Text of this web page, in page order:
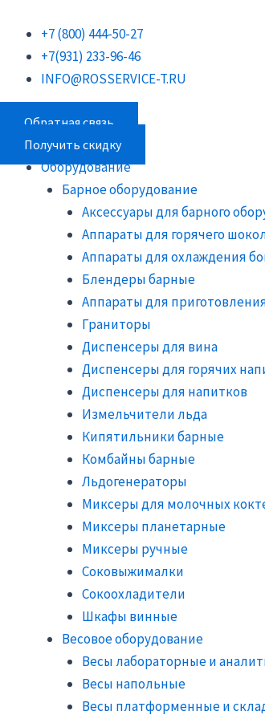
содержимому
+7 (800) 444-50-27
+7(931) 233-96-46
INFO@ROSSERVICE-T.RU
Обратная связь
Получить скидку
Оборудование
Барное оборудование
Аксессуары для барного
Аппараты для горячего
Аппараты для охлаждения
Блендеры барные
Аппараты для
Граниторы
Диспенсеры для вина
Диспенсеры для горячих
Диспенсеры для напитков
Измельчители льда
Кипятильники барные
Комбайны барные
Льдогенераторы
Миксеры для молочных
Миксеры планетарные
Миксеры ручные
Соковыжималки
Сокоохладители
Шкафы винные
Весовое оборудование
Весы лабораторные и
Весы напольные
Весы платформенные и
товаров
товаров
товаров